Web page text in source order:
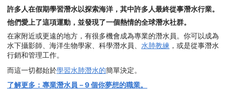
許多人在假期學習潛水以探索海洋，其中許多人最終從事潛水行業。
他們愛上了這項運動，並發現了一個熱情的全球潛水社群。
在家附近或更遠的地方，有很多機會成為專業的潛水員。你可以成為
水下攝影師、海洋生物學家、科學潛水員、 水肺教練 ，或是從事潛水
行銷和管理工作。
而這一切都始於學習水肺潛水的簡單決定。
了解更多：專業潛水員－9 個你夢想的職業。